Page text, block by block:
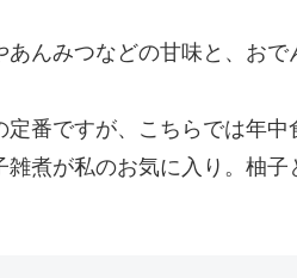
あんみつなどの甘味と、お
定番ですが、こちらでは年
雑煮が私のお気に入り。柚